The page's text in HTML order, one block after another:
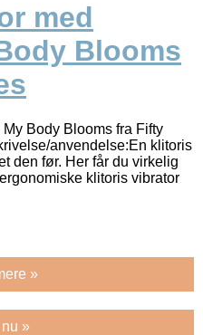
med
Blooms
Body Blooms fra Fifty
anvendelse:En klitoris
den før. Her får du virkelig
klitoris vibrator
»
»